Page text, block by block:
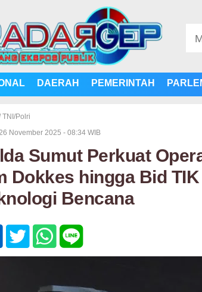
DAERAH PEMERINTAH
TNI/Polri
November 2025 - 08:34 WIB
Sumut Perkuat
Dokkes hingga Bid
Bencana